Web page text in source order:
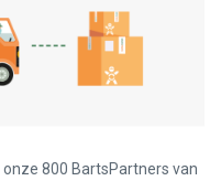
800 BartsPartners van